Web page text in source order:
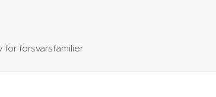
for forsvarsfamilier